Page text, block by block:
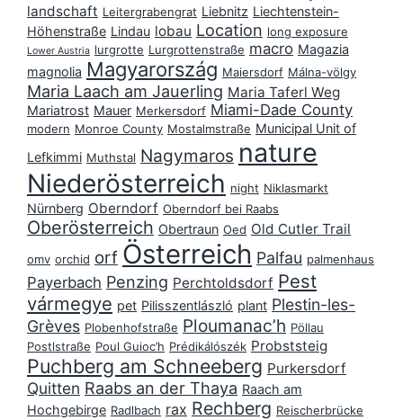
landschaft Leitergrabengrat Liebnitz Liechtenstein-
Höhenstraße Lindau lobau Location long exposure
Lower Austria lurgrotte Lurgrottenstraße macro Magazia
magnolia Magyarország Maiersdorf Málna-völgy
Maria Laach am Jauerling Maria Taferl Weg
Mariatrost Mauer Merkersdorf Miami-Dade County
modern Monroe County Mostalmstraße Municipal Unit of
Lefkimmi Muthstal Nagymaros nature
Niederösterreich night Niklasmarkt
Nürnberg Oberndorf Oberndorf bei Raabs
Oberösterreich Obertraun Oed Old Cutler Trail
omv orchid orf Österreich Palfau palmenhaus
Payerbach Penzing Perchtoldsdorf Pest
vármegye pet Pilisszentlászló plant Plestin-les-
Grèves Plobenhofstraße Ploumanac’h Pöllau
Postlstraße Poul Guioc’h Prédikálószék Probststeig
Puchberg am Schneeberg Purkersdorf
Quitten Raabs an der Thaya Raach am
Hochgebirge Radlbach rax Rechberg Reischerbrücke